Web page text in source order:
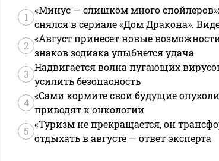
1
«Минус — слишком много
снялся в сериале «Дом Дракона».
2
«Август принесет новые
знаков зодиака улыбнется удача
3
Надвигается волна пугающих
усилить безопасность
4
«Сами кормите свои будущие
приводят к онкологии
5
«Туризм не прекращается, он
отдыхать в августе — ответ эксперта